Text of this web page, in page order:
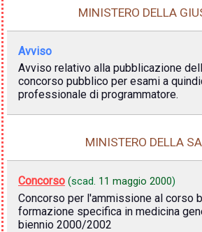
MINISTERO DELLA
Avviso
Avviso relativo alla pubblicazione
concorso pubblico per esami a
professionale di programmatore.
MINISTERO DELLA
Concorso (scad. 11 maggio 2000)
Concorso per l'ammissione al corso
formazione specifica in medicina
biennio 2000/2002